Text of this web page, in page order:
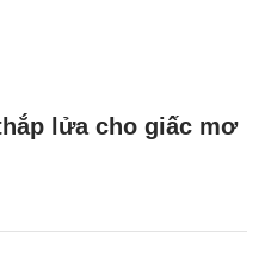
lửa cho giấc mơ